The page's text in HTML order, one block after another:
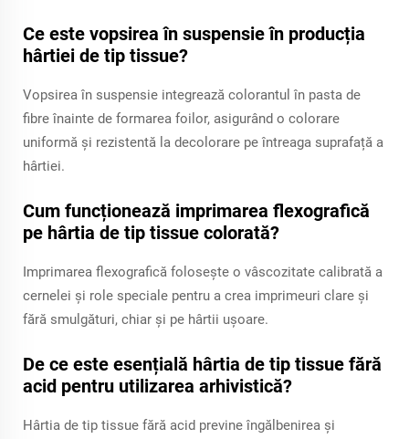
Ce este vopsirea în suspensie în producția
hârtiei de tip tissue?
Vopsirea în suspensie integrează colorantul în pasta de
fibre înainte de formarea foilor, asigurând o colorare
uniformă și rezistentă la decolorare pe întreaga suprafață a
hârtiei.
Cum funcționează imprimarea flexografică
pe hârtia de tip tissue colorată?
Imprimarea flexografică folosește o vâscozitate calibrată a
cernelei și role speciale pentru a crea imprimeuri clare și
fără smulgături, chiar și pe hârtii ușoare.
De ce este esențială hârtia de tip tissue fără
acid pentru utilizarea arhivistică?
Hârtia de tip tissue fără acid previne îngălbenirea și